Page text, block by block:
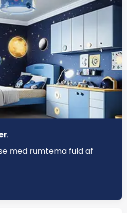
.
med rumtema fuld af